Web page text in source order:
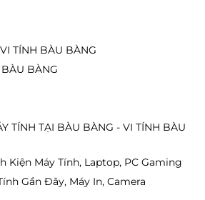
TÍNH BÀU BÀNG
BÀNG
TÍNH TẠI BÀU BÀNG - VI TÍNH BÀU
Kiện Máy Tính, Laptop, PC Gaming
Gần Đây, Máy In, Camera